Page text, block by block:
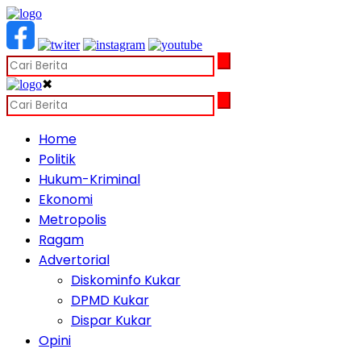
✖
Home
Politik
Hukum-Kriminal
Ekonomi
Metropolis
Ragam
Advertorial
Diskominfo Kukar
DPMD Kukar
Dispar Kukar
Opini